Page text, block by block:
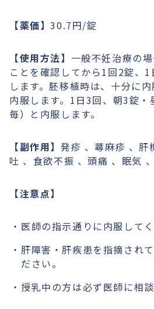
【薬価】30.7円/錠
【使用方法】 一般不妊治療の
ことを確認してから1回2錠、
します。胚移植時は、十分に
内服します。1日3回、朝3錠
毎）と内服します。
【副作用】 発疹 、蕁麻疹 、肝
吐 、食欲不振 、頭痛 、眠気
【注意点】
医師の指示通りに内服してく
肝障害・肝疾患を指摘され
ださい。
授乳中の方は必ず医師に相談